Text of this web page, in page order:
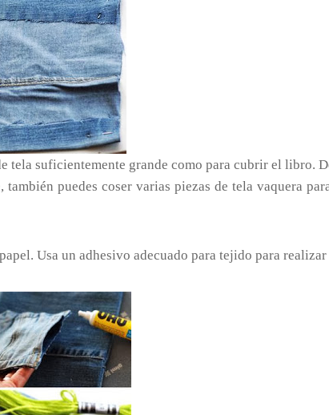
suficientemente grande como para cubrir el libro.
puedes coser varias piezas de tela vaquera
Usa un adhesivo adecuado para tejido para realizar